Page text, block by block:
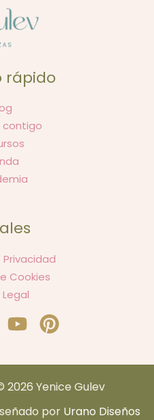
rápido
contigo
Cookies
Yenice Gulev
por Urano Diseños